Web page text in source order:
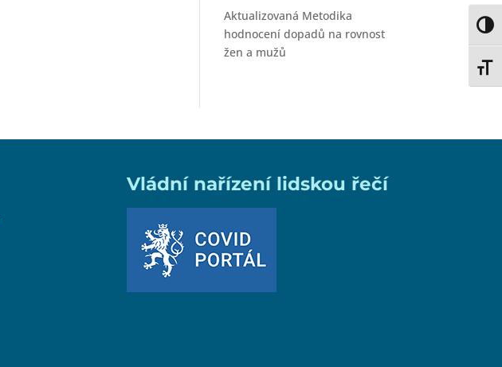
Aktualizovaná Metodika
hodnocení dopadů na rovnost
žen a mužů
Vládní nařízení lidskou řečí